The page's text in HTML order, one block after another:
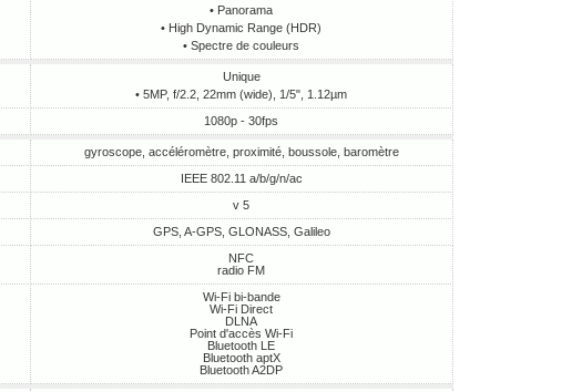
• Panorama
• High Dynamic Range (HDR)
• Spectre de couleurs
Unique
• 5MP, f/2.2, 22mm (wide), 1/5", 1.12µm
1080p - 30fps
gyroscope, accéléromètre, proximité, boussole, baromètre
IEEE 802.11 a/b/g/n/ac
v 5
GPS, A-GPS, GLONASS, Galileo
NFC
radio FM
Wi-Fi bi-bande
Wi-Fi Direct
DLNA
Point d'accès Wi-Fi
Bluetooth LE
Bluetooth aptX
Bluetooth A2DP